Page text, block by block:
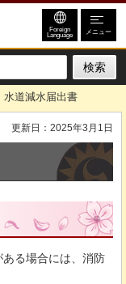
Foreign
Language メニュー
水道減水届出書
更新日：2025年3月1日
る場合には、消防